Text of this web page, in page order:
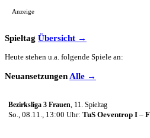
Anzeige
Spieltag Übersicht →
Heute stehen u.a. folgende Spiele an:
Neuansetzungen Alle →
Bezirksliga 3 Frauen, 11. Spieltag
So., 08.11., 13:00 Uhr: TuS Oeventrop I –